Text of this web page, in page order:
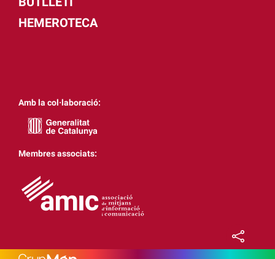
HEMEROTECA
Amb la col·laboració:
Membres associats: